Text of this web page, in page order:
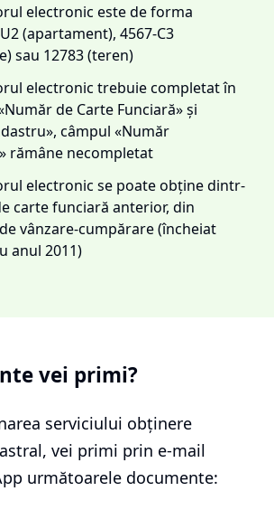
electronic este de forma
(apartament), 4567-C3
sau 12783 (teren)
electronic trebuie completat în
de Carte Funciară» și
câmpul «Număr
rămâne necompletat
electronic se poate obține dintr-
carte funciară anterior, din
vânzare-cumpărare (încheiat
anul 2011)
vei primi?
serviciului obținere
, vei primi prin e-mail
următoarele documente: